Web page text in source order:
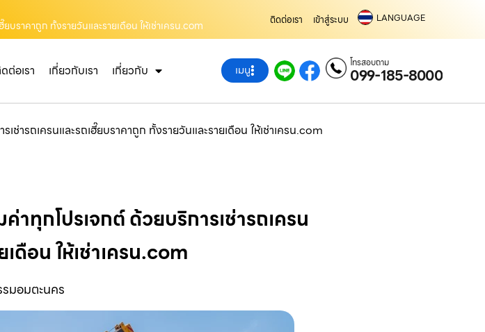
ราคาถูก ทั้งรายวันและรายเดือน ให้เช่าเครน.com
ติดต่อเรา เข้าสู่ระบบ LANGUAGE
ต่อเรา เกี่ยวกับเรา เกี่ยวกับ เมนู โทรสอบถาม
099-185-8000
รถเครนและรถเฮี๊ยบราคาถูก ทั้งรายวันและรายเดือน ให้เช่าเครน.com
ทุกโปรเจกต์ ด้วยบริการเช่ารถเครน
ดือน ให้เช่าเครน.com
มอมตะนคร